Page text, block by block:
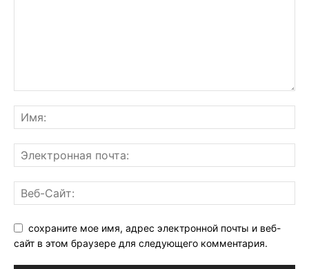
сохраните мое имя, адрес электронной почты и веб-
сайт в этом браузере для следующего комментария.